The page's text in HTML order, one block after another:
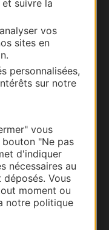
suivre la
vos
sites en
personnalisées,
sur notre
vous
"Ne pas
d'indiquer
nécessaires au
Vous
moment ou
notre politique